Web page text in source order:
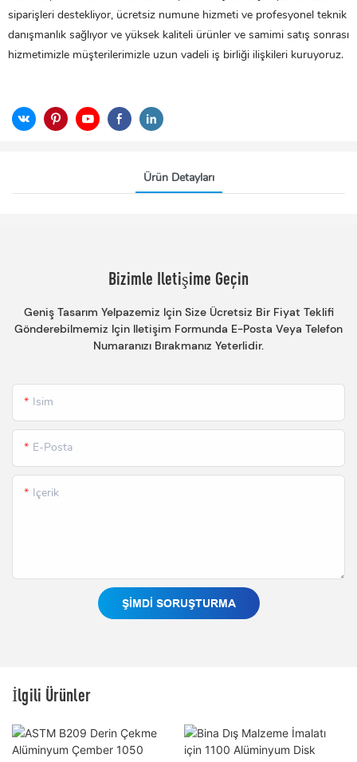
siparişleri destekliyor, ücretsiz numune hizmeti ve profesyonel teknik
danışmanlık sağlıyor ve yüksek kaliteli ürünler ve samimi satış sonrası
hizmetimizle müşterilerimizle uzun vadeli iş birliği ilişkileri kuruyoruz.
Ürün Detayları
Bizimle Iletişime Geçin
Geniş Tasarım Yelpazemiz Için Size Ücretsiz Bir Fiyat Teklifi
Gönderebilmemiz Için Iletişim Formunda E-Posta Veya Telefon
Numaranızı Bırakmanız Yeterlidir.
Isim
E-Posta
Içerik
ŞIMDI SORUŞTURMA
İlgili Ürünler